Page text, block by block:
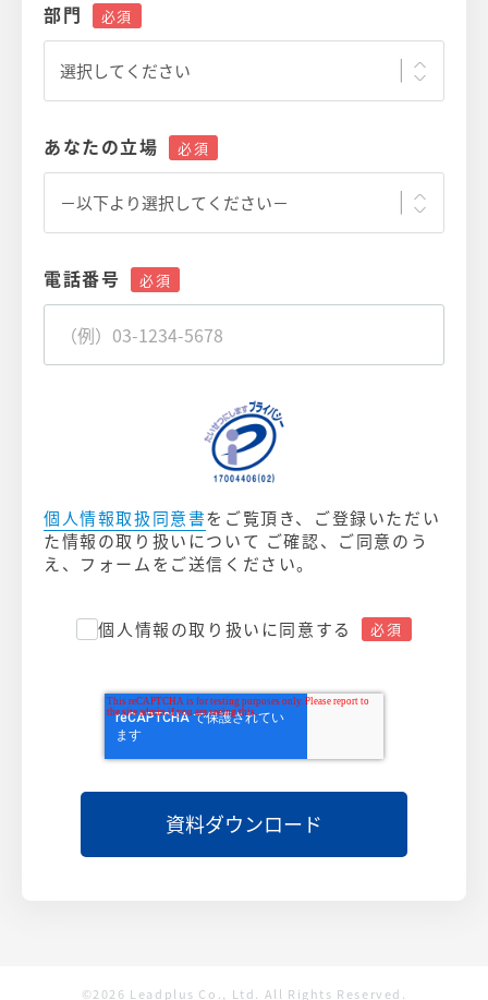
部門
あなたの立場
電話番号
個人情報取扱同意書をご覧頂き、ご登録いただい
た情報の取り扱いについて ご確認、ご同意のう
え、フォームをご送信ください。
個人情報の取り扱いに同意する
©2026 Leadplus Co., Ltd. All Rights Reserved.